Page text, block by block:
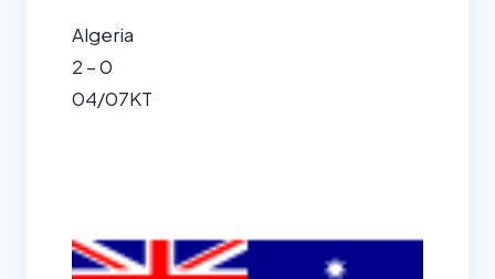
Algeria
2 – 0
04/07KT